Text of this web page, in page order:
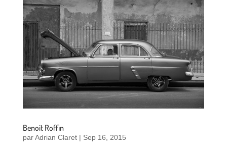
Benoit Roffin
parAdrian Claret| Sep 16, 2015